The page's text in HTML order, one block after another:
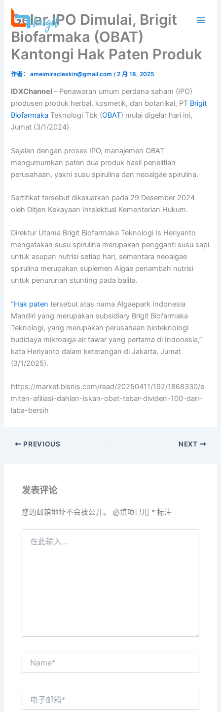
Gelar IPO Dimulai, Brigit
Biofarmaka (OBAT)
Kantongi Hak Paten Produk
作者： ameimiracleskin@gmail.com/2 月 18, 2025
IDXChannel– Penawaran umum perdana saham (IPO)
produsen produk herbal, kosmetik, dan botanikal, PT Brigit
Biofarmaka Teknologi Tbk (OBAT) mulai digelar hari ini,
Jumat (3/1/2024).
Sejalan dengan proses IPO, manajemen OBAT
mengumumkan paten dua produk hasil penelitian
perusahaan, yakni susu spirulina dan neoalgae spirulina.
Sertifikat tersebut dikeluarkan pada 29 Desember 2024
oleh Ditjen Kekayaan Intelektual Kementerian Hukum.
Direktur Utama Brigit Biofarmaka Teknologi Is Heriyanto
mengatakan susu spirulina merupakan pengganti susu sapi
untuk asupan nutrisi setiap hari, sementara neoalgae
spirulina merupakan suplemen Algae penambah nutrisi
untuk penurunan stunting pada balita.
“Hak paten tersebut atas nama Algaepark Indonesia
Mandiri yang merupakan subsidiary Brigit Biofarmaka
Teknologi, yang merupakan perusahaan bioteknologi
budidaya mikroalga air tawar yang pertama di Indonesia,”
kata Heriyanto dalam keterangan di Jakarta, Jumat
(3/1/2025).
https://market.bisnis.com/read/20250411/192/1868330/e
miten-afiliasi-dahlan-iskan-obat-tebar-dividen-100-dari-
laba-bersih
PREVIOUS NEXT
发表评论
您的邮箱地址不会被公开。 必填项已用 * 标注